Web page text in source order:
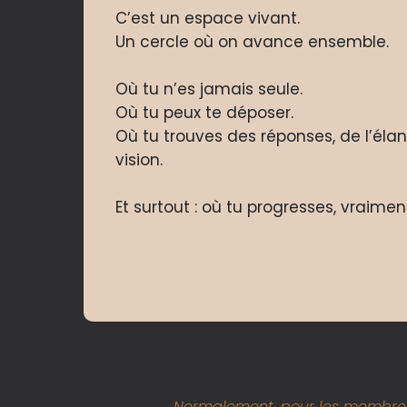
C’est un espace vivant.
Un cercle où on avance ensemble.
Où tu n’es jamais seule.
Où tu peux te déposer.
Où tu trouves des réponses, de
vision.
Et surtout : où tu progresses,